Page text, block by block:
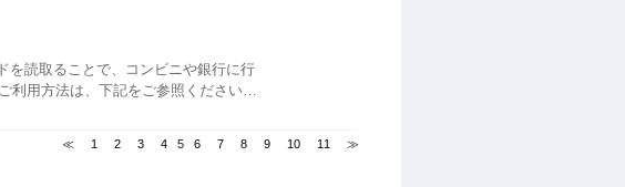
を読取ることで、コンビニや銀行に行
利用方法は、下記をご参照ください。
≪ 1 2 3 4 5 6 7 8 9 10 11 ≫